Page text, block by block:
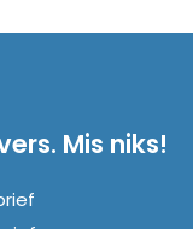
Mis niks!